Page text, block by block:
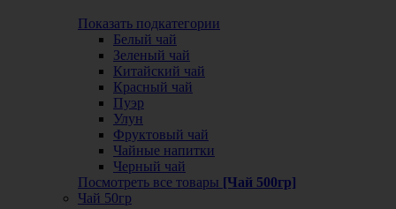
Показать подкатегории
Белый чай
Зеленый чай
Китайский чай
Красный чай
Пуэр
Улун
Фруктовый чай
Чайные напитки
Черный чай
Посмотреть все товары [Чай 500гр]
Чай 50гр